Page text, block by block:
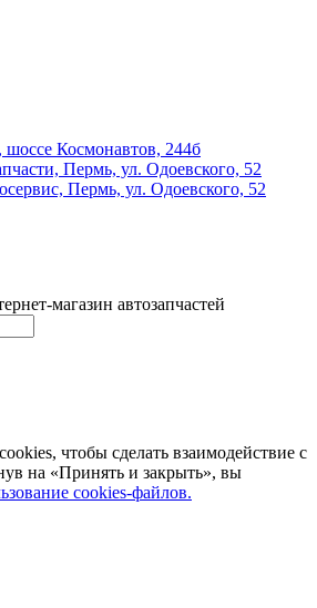
Космонавтов, 244б
Пермь, ул. Одоевского, 52
Пермь, ул. Одоевского, 52
магазин автозапчастей
чтобы сделать взаимодействие с
на «Принять и закрыть», вы
cookies-файлов.